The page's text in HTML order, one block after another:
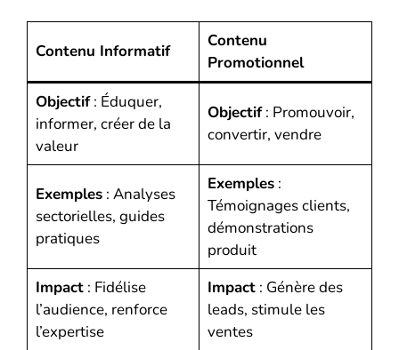
Contenu Informatif
Contenu
Promotionnel
Objectif: Éduquer,
informer, créer de la
valeur
Objectif: Promouvoir,
convertir, vendre
Exemples: Analyses
sectorielles, guides
pratiques
Exemples:
Témoignages clients,
démonstrations
produit
Impact: Fidélise
l’audience, renforce
l’expertise
Impact: Génère des
leads, stimule les
ventes